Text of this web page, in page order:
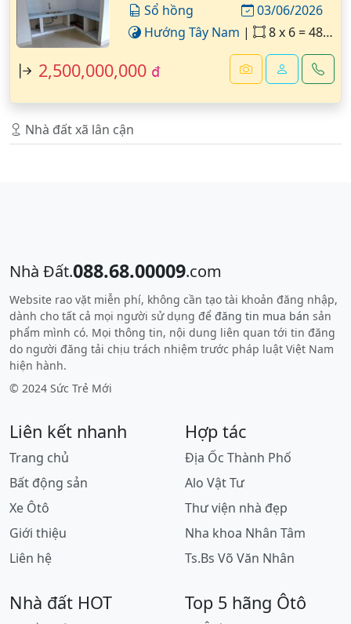
Sổ hồng
03/06/2026
Hướng Tây Nam | 8 x 6 = 48 m²
2,500,000,000 đ
Nhà đất xã lân cận
Nhà Đất.088.68.00009.com
Website rao vặt miễn phí, không cần tạo tài khoản đăng nhập,
dành cho tất cả mọi người sử dụng để đăng tin mua bán sản
phẩm mình có. Mọi thông tin, nội dung liên quan tới tin đăng
do người đăng tải chịu trách nhiệm trước pháp luật Việt Nam
hiện hành.
© 2024 Sức Trẻ Mới
Liên kết nhanh
Trang chủ
Bất động sản
Xe Ôtô
Giới thiệu
Liên hệ
Hợp tác
Địa Ốc Thành Phố
Alo Vật Tư
Thư viện nhà đẹp
Nha khoa Nhân Tâm
Ts.Bs Võ Văn Nhân
Nhà đất HOT Top 5 hãng Ôtô